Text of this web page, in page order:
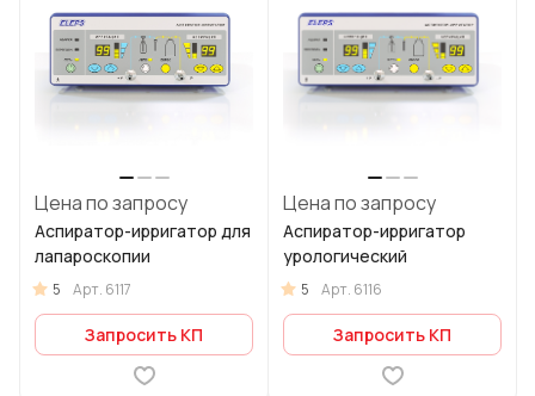
Цена по запросу
Аспиратор-ирригатор для
лапароскопии
5 Арт. 6117
Запросить КП
Цена по запросу
Аспиратор-ирригатор
урологический
5 Арт. 6116
Запросить КП